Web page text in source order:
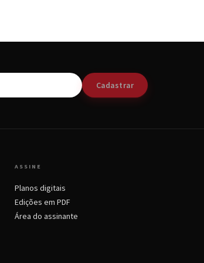
Cadastrar
ASSINE
Planos digitais
Edições em PDF
Área do assinante